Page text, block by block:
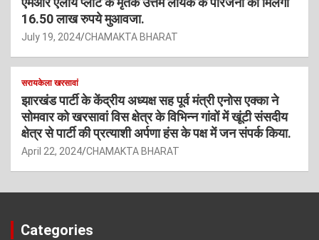
16.50 लाख रुपये मुआवजा.
July 19, 2024 CHAMAKTA BHARAT
सरायकेला खरसावां
झारखंड पार्टी के केंद्रीय अध्यक्ष सह पूर्व मंत्री एनोस एक्का ने
सोमवार को खरसावां विस क्षेत्र के विभिन्न गांवों में खूंटी संसदीय
क्षेत्र से पार्टी की प्रत्याशी अर्पणा हंस के पक्ष में जन संपर्क किया.
April 22, 2024 CHAMAKTA BHARAT
Categories